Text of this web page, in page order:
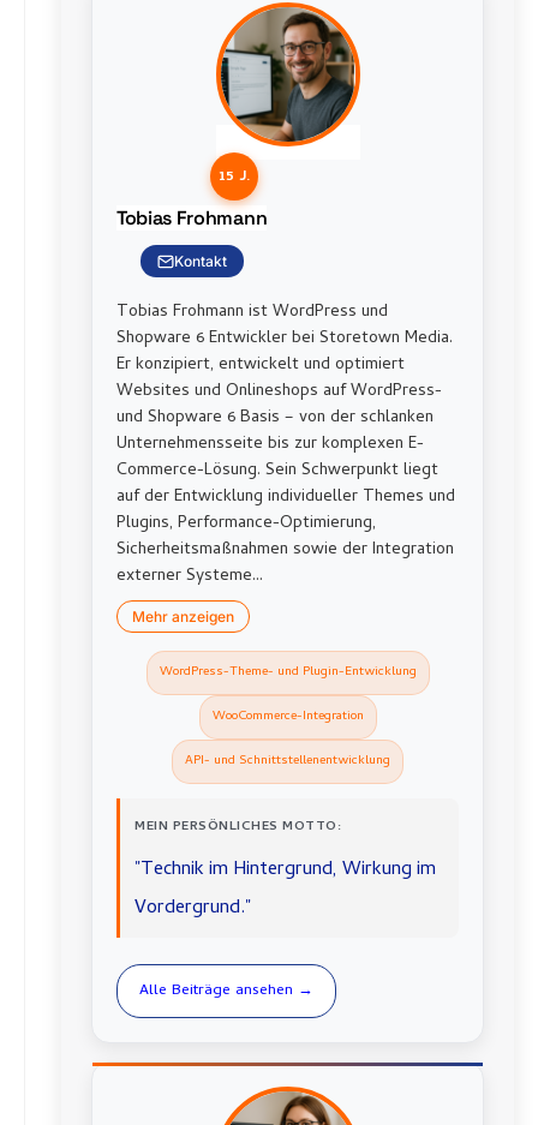
15 J.
Tobias Frohmann
Kontakt
Tobias Frohmann ist WordPress und
Shopware 6 Entwickler bei Storetown Media.
Er konzipiert, entwickelt und optimiert
Websites und Onlineshops auf WordPress-
und Shopware 6 Basis – von der schlanken
Unternehmensseite bis zur komplexen E-
Commerce-Lösung. Sein Schwerpunkt liegt
auf der Entwicklung individueller Themes und
Plugins, Performance-Optimierung,
Sicherheitsmaßnahmen sowie der Integration
externer Systeme...
Mehr anzeigen
WordPress-Theme- und Plugin-Entwicklung
WooCommerce-Integration
API- und Schnittstellenentwicklung
MEIN PERSÖNLICHES MOTTO:
"Technik im Hintergrund, Wirkung im
Vordergrund."
Alle Beiträge ansehen →